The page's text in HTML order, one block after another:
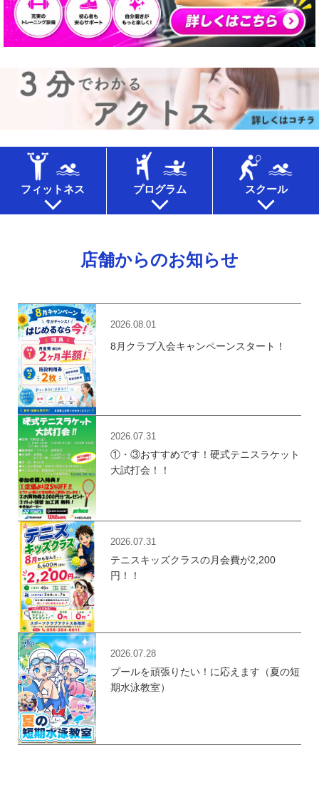
フィットネス プログラム スクール
店舗からのお知らせ
2026.08.01
8月クラブ入会キャンペーンスタート！
2026.07.31
①・③おすすめです！硬式テニスラケット
大試打会！！
2026.07.31
テニスキッズクラスの月会費が2,200
円！！
2026.07.28
プールを頑張りたい！に応えます（夏の短
期水泳教室）